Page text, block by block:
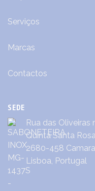
Serviços
Marcas
Contactos
SEDE
Rua das Oliveiras
Quinta Santa Rosa,
2680-458
Lisboa, Portugal